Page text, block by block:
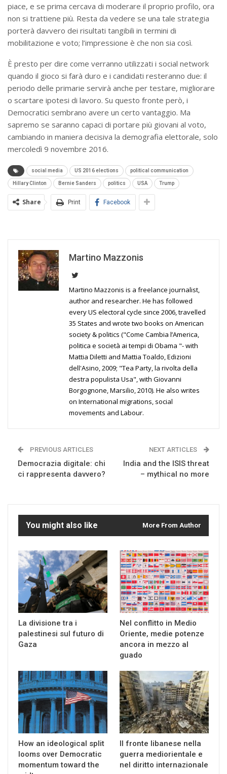
piace, e se prima cercava di moderare il proprio profilo, ora
non si trattiene più. Resta da vedere se una tale strategia
porterà davvero dei risultati tangibili in termini di
mobilitazione e voto; l’impressione è che non sia così.
È presto per dire come verranno utilizzati i social network
quando il gioco si farà duro e i candidati resteranno due: il
periodo delle primarie servirà anche per testare, migliorare
o scartare ipotesi di lavoro. Su questo fronte però, i
Democratici sembrano avere un certo vantaggio. Ma
sapremo se saranno capaci di portare più giovani al voto,
cambiando in maniera decisiva la demografia elettorale, solo
mercoledì 9 novembre 2016.
social media US 2016 elections political communication
Hillary Clinton Bernie Sanders politics USA Trump
Share Print Facebook
Martino Mazzonis
Martino Mazzonis is a freelance journalist,
author and researcher. He has followed
every US electoral cycle since 2006, travelled
35 States and wrote two books on American
society & politics ("Come Cambia l’America,
politica e società ai tempi di Obama "- with
Mattia Diletti and Mattia Toaldo, Edizioni
dell'Asino, 2009; "Tea Party, la rivolta della
destra populista Usa", with Giovanni
Borgognone, Marsilio, 2010). He also writes
on International migrations, social
movements and Labour.
PREVIOUS ARTICLES
Democrazia digitale: chi
ci rappresenta davvero?
NEXT ARTICLES
India and the ISIS threat
– mythical no more
You might also like More From Author
La divisione tra i
palestinesi sul futuro di
Gaza
Nel conflitto in Medio
Oriente, medie potenze
ancora in mezzo al
guado
How an ideological split
looms over Democratic
momentum toward the
Il fronte libanese nella
guerra mediorientale e
nel diritto internazionale